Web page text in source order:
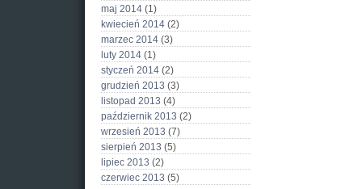
maj 2014 (1)
kwiecień 2014 (2)
marzec 2014 (3)
luty 2014 (1)
styczeń 2014 (2)
grudzień 2013 (3)
listopad 2013 (4)
październik 2013 (2)
wrzesień 2013 (7)
sierpień 2013 (5)
lipiec 2013 (2)
czerwiec 2013 (5)